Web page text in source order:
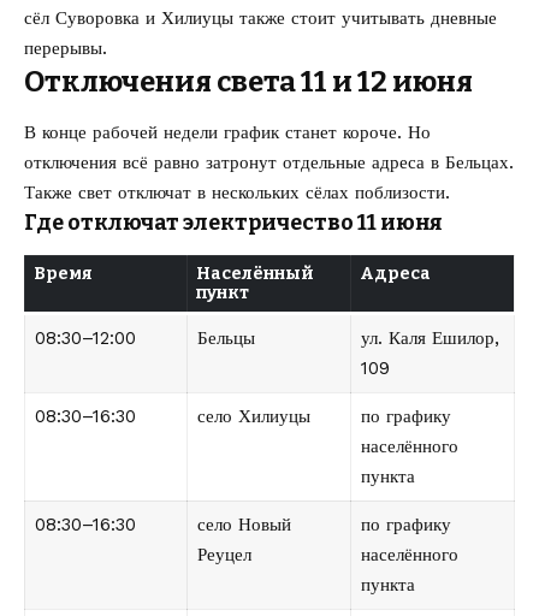
сёл Суворовка и Хилиуцы также стоит учитывать дневные
перерывы.
Отключения света 11 и 12 июня
В конце рабочей недели график станет короче. Но
отключения всё равно затронут отдельные адреса в Бельцах.
Также свет отключат в нескольких сёлах поблизости.
Где отключат электричество 11 июня
Время
Населённый
пункт
Адреса
08:30–12:00 Бельцы
ул. Каля Ешилор,
109
08:30–16:30 село Хилиуцы
по графику
населённого
пункта
08:30–16:30
село Новый
Реуцел
по графику
населённого
пункта